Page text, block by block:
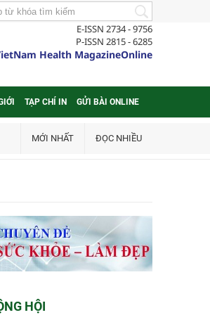
E-ISSN 2734 - 9756
P-ISSN 2815 - 6285
Health MagazineOnline
TẠP CHÍ IN GỬI BÀI ONLINE
MỚI NHẤT ĐỌC NHIỀU
HỘI